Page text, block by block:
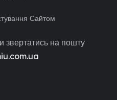
Сайтом
звертатись на пошту